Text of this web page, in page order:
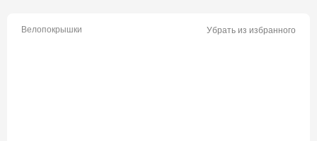
Велопокрышки Убрать из избранного